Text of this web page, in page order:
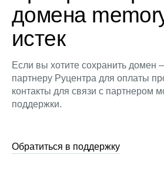
домена
истек
Если вы хотите сохранить домен
партнеру Руцентра для оплаты
контакты для связи с партнером
поддержки.
Обратиться в поддержку